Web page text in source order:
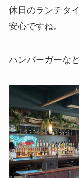
休日のランチタ
安心ですね。
ハンバーガーな